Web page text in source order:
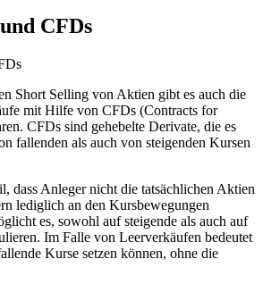
CFDs
Short Selling von Aktien gibt es auch die
mit Hilfe von CFDs (Contracts for
CFDs sind gehebelte Derivate, die es
fallenden als auch von steigenden Kursen
dass Anleger nicht die tatsächlichen Aktien
lediglich an den Kursbewegungen
es, sowohl auf steigende als auch auf
Im Falle von Leerverkäufen bedeutet
Kurse setzen können, ohne die